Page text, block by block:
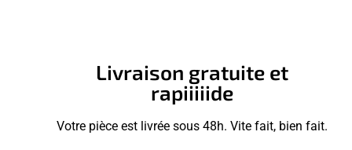
Livraison gratuite et
rapiiiiide
Votre pièce est livrée sous 48h. Vite fait, bien fait.